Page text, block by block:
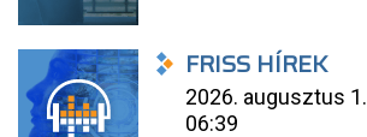
FRISS HÍREK
2026. augusztus 1.
06:39